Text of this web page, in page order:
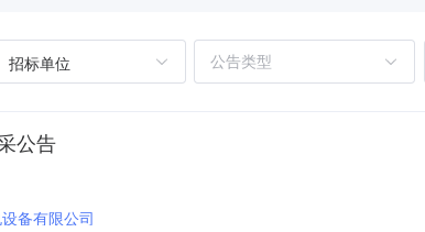
招标单位
公告
备有限公司